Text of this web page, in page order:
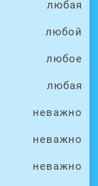
любая
любой
любое
любая
неважно
неважно
неважно